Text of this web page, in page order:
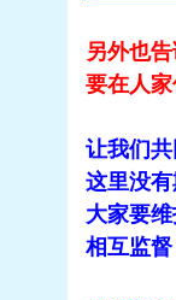
另外也
要在人
让我们
这里没
大家要
相互监